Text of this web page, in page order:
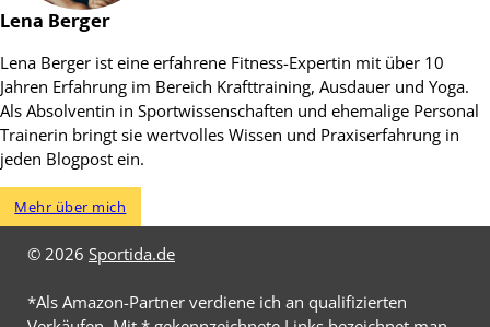
Lena Berger
Lena Berger ist eine erfahrene Fitness-Expertin mit über 10
Jahren Erfahrung im Bereich Krafttraining, Ausdauer und Yoga.
Als Absolventin in Sportwissenschaften und ehemalige Personal
Trainerin bringt sie wertvolles Wissen und Praxiserfahrung in
jeden Blogpost ein.
Mehr über mich
© 2026 Sportida.de
*Als Amazon-Partner verdiene ich an qualifizierten